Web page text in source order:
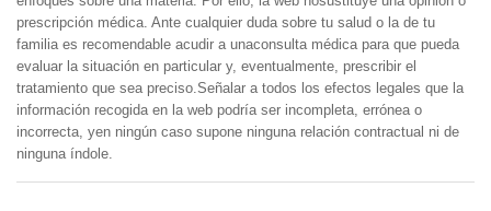
prescripción médica. Ante cualquier duda sobre tu salud o la de tu
familia es recomendable acudir a unaconsulta médica para que pueda
evaluar la situación en particular y, eventualmente, prescribir el
tratamiento que sea preciso.Señalar a todos los efectos legales que la
información recogida en la web podría ser incompleta, errónea o
incorrecta, yen ningún caso supone ninguna relación contractual ni de
ninguna índole.